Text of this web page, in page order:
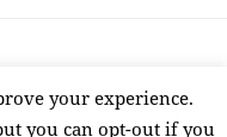
Men
your experience.
you can opt-out if you